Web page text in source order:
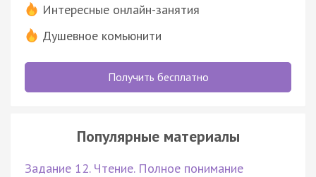
Интересные онлайн-занятия
Душевное комьюнити
Получить бесплатно
Популярные материалы
Задание 12. Чтение. Полное понимание